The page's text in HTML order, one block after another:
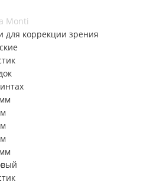
Monti
для коррекции зрения